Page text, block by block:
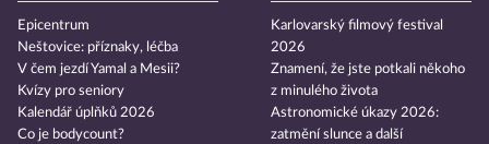
Epicentrum
Neštovice: příznaky, léčba
V čem jezdí Yamal a Mesii?
Kvízy pro seniory
Kalendář úplňků 2026
Co je bodycount?
Karlovarský filmový festival
2026
Znamení, že jste potkali někoho
z minulého života
Astronomické úkazy 2026:
zatmění slunce a další